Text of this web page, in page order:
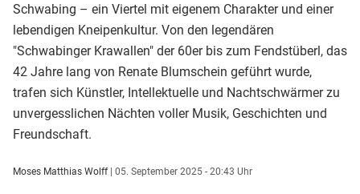
Schwabing – ein Viertel mit eigenem Charakter und einer
lebendigen Kneipenkultur. Von den legendären
"Schwabinger Krawallen" der 60er bis zum Fendstüberl, das
42 Jahre lang von Renate Blumschein geführt wurde,
trafen sich Künstler, Intellektuelle und Nachtschwärmer zu
unvergesslichen Nächten voller Musik, Geschichten und
Freundschaft.
Moses Matthias Wolff | 05. September 2025 - 20:43 Uhr